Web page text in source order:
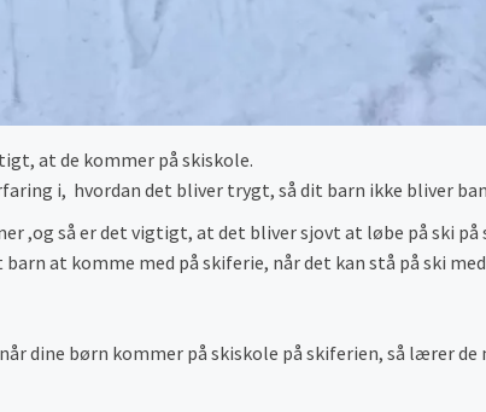
at de kommer på skiskole.
i, hvordan det bliver trygt, så dit barn ikke bliver
,og så er det vigtigt, at det bliver sjovt at løbe på ski på
at komme med på skiferie, når det kan stå på ski
dine børn kommer på skiskole på skiferien, så lærer de